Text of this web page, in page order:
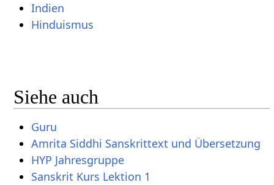
Indien
Hinduismus
Siehe auch
Guru
Amrita Siddhi Sanskrittext und Übersetzung
HYP Jahresgruppe
Sanskrit Kurs Lektion 1